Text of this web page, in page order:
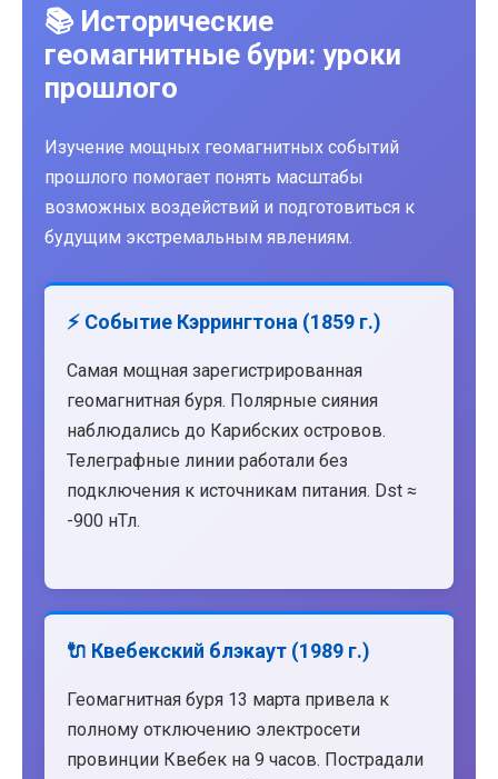
📚 Исторические
геомагнитные бури: уроки
прошлого
Изучение мощных геомагнитных событий
прошлого помогает понять масштабы
возможных воздействий и подготовиться к
будущим экстремальным явлениям.
⚡ Событие Кэррингтона (1859 г.)
Самая мощная зарегистрированная
геомагнитная буря. Полярные сияния
наблюдались до Карибских островов.
Телеграфные линии работали без
подключения к источникам питания. Dst ≈
-900 нТл.
🔌 Квебекский блэкаут (1989 г.)
Геомагнитная буря 13 марта привела к
полному отключению электросети
провинции Квебек на 9 часов. Пострадали